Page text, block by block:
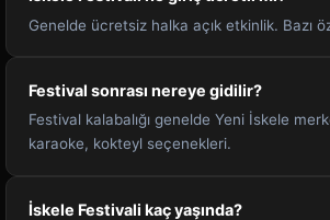
Genelde ücretsiz halka açık etkinlik. Bazı
Festival sonrası nereye gidilir?
Festival kalabalığı genelde Yeni İskele
karaoke, kokteyl seçenekleri.
İskele Festivali kaç yaşında?